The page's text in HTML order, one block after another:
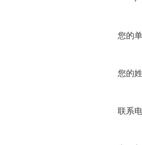
您的
您的
联系